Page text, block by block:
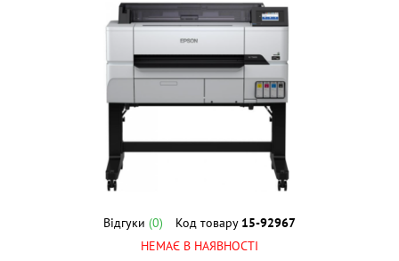
Відгуки (0) Код товару 15-92967
НЕМАЄ В НАЯВНОСТІ